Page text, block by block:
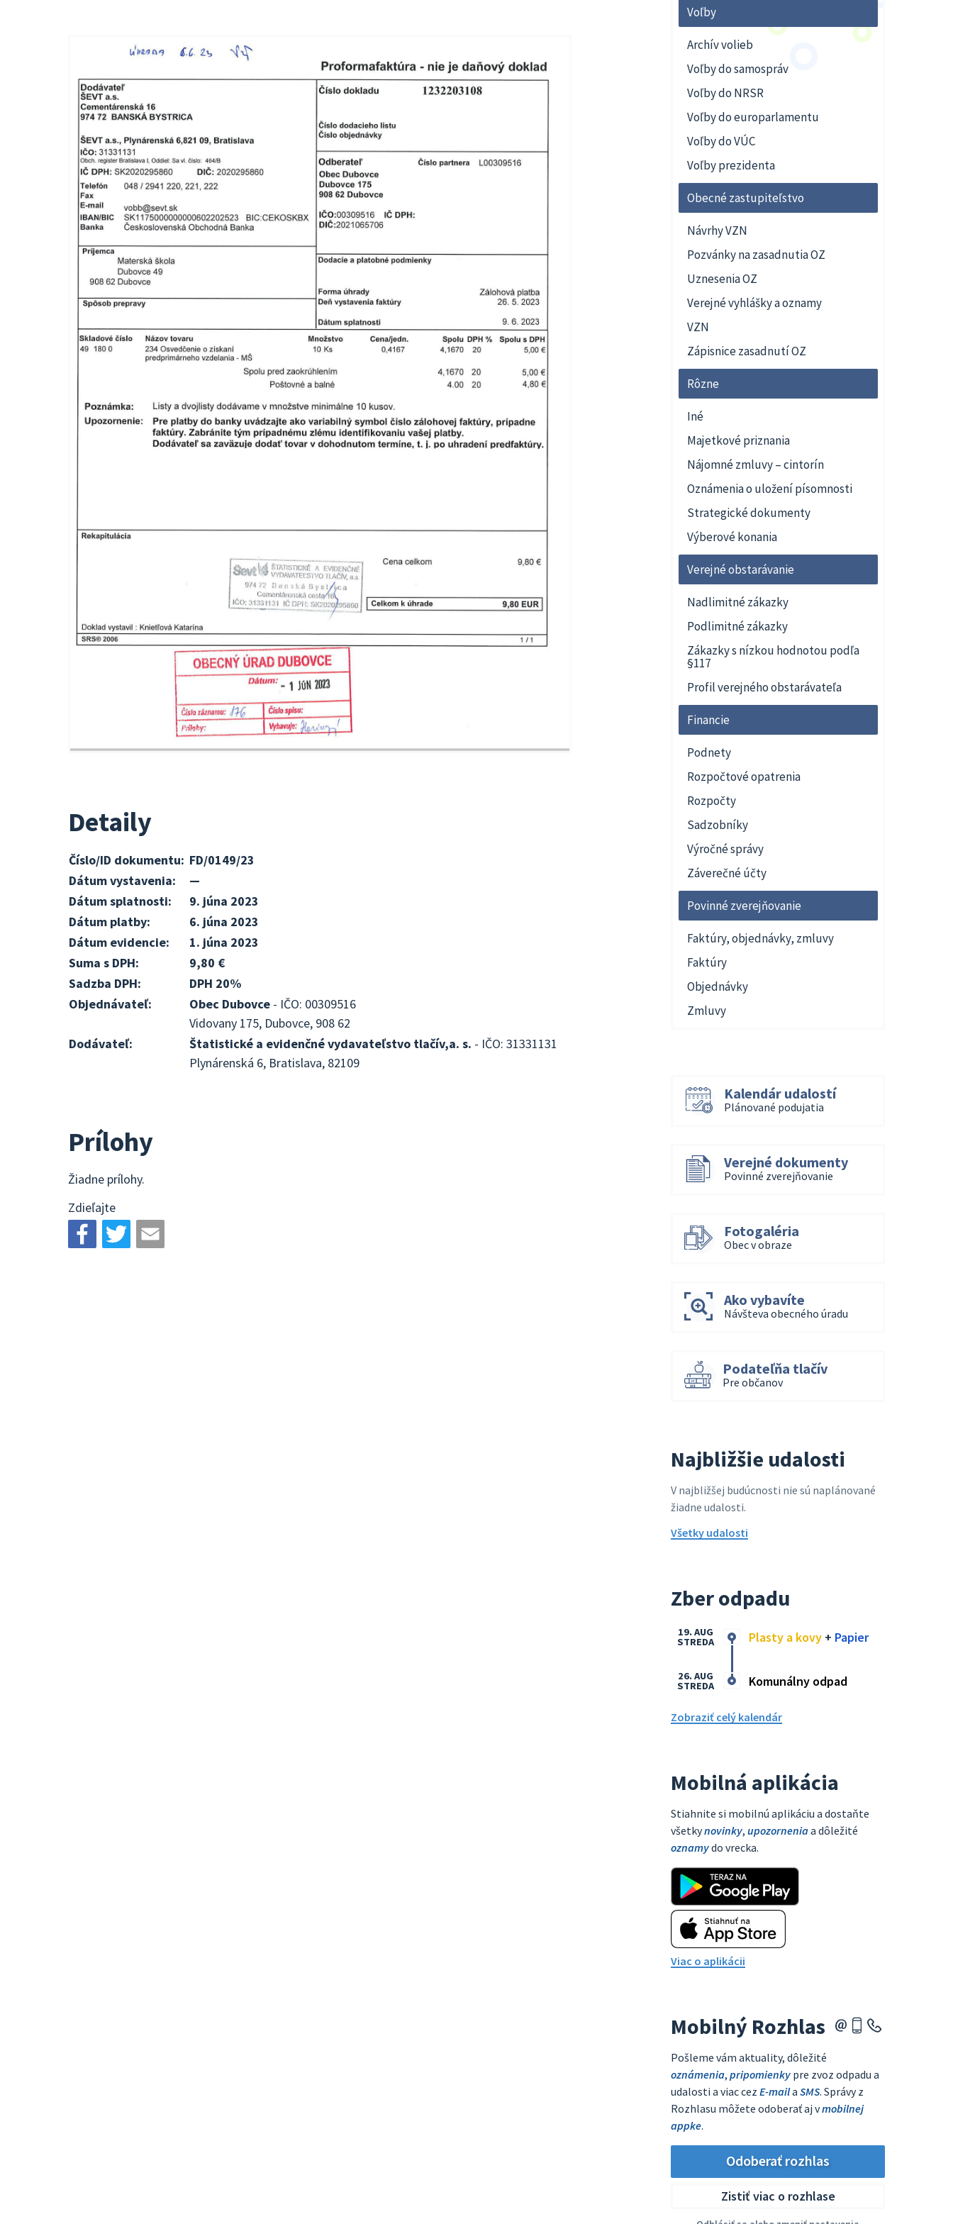
Detaily
Číslo/ID dokumentu: FD/0149/23
Dátum vystavenia:
—
Dátum splatnosti:
9. júna 2023
Dátum platby:
6. júna 2023
Dátum evidencie:
1. júna 2023
Suma s DPH:
9,80 €
Sadzba DPH:
DPH 20%
Objednávateľ:
Obec Dubovce - IČO: 00309516
Vidovany 175, Dubovce, 908 62
Dodávateľ:
Štatistické a evidenčné vydavateľstvo tlačív,a. s. - IČO: 31331131
Plynárenská 6, Bratislava, 82109
Prílohy
Žiadne prílohy.
Zdieľajte
Voľby
Archív volieb
Voľby do samospráv
Voľby do NRSR
Voľby do europarlamentu
Voľby do VÚC
Voľby prezidenta
Obecné zastupiteľstvo
Návrhy VZN
Pozvánky na zasadnutia OZ
Uznesenia OZ
Verejné vyhlášky a oznamy
VZN
Zápisnice zasadnutí OZ
Rôzne
Iné
Majetkové priznania
Nájomné zmluvy – cintorín
Oznámenia o uložení písomnosti
Strategické dokumenty
Výberové konania
Verejné obstarávanie
Nadlimitné zákazky
Podlimitné zákazky
Zákazky s nízkou hodnotou podľa
§117
Profil verejného obstarávateľa
Financie
Podnety
Rozpočtové opatrenia
Rozpočty
Sadzobníky
Výročné správy
Záverečné účty
Povinné zverejňovanie
Faktúry, objednávky, zmluvy
Faktúry
Objednávky
Zmluvy
Kalendár udalostí
Plánované podujatia
Verejné dokumenty
Povinné zverejňovanie
Fotogaléria
Obec v obraze
Ako vybavíte
Návšteva obecného úradu
Podateľňa tlačív
Pre občanov
Najbližšie udalosti
V najbližšej budúcnosti nie sú naplánované
žiadne udalosti.
Všetky udalosti
Zber odpadu
Plasty a kovy + Papier
19. AUG
STREDA
Komunálny odpad
26. AUG
STREDA
Zobraziť celý kalendár
Mobilná aplikácia
Stiahnite si mobilnú aplikáciu a dostaňte
všetkynovinky, upozorneniaa dôležité
oznamydo vrecka.
Viac o aplikácii
Mobilný Rozhlas
Pošleme vám aktuality, dôležité
oznámenia, pripomienky pre zvoz odpadu a
udalosti a viac cez E-maila SMS. Správy z
Rozhlasu môžete odoberať aj vmobilnej
appke.
Odoberať rozhlas
Zistiť viac o rozhlase